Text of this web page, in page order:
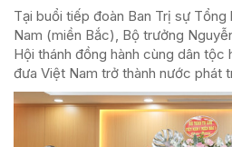
Tại buổi tiếp đoàn Ban Trị sự Tổng
Nam (miền Bắc), Bộ trưởng
Hội thánh đồng hành cùng dân tộc
đưa Việt Nam trở thành nước phát